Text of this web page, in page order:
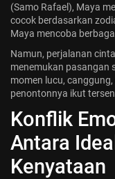
(Samo Rafael), Maya
cocok berdasarkan
Maya mencoba
Namun, perjalanan
menemukan pasangan
momen lucu,
penontonnya ikut
Konflik
Antara
Kenyataan